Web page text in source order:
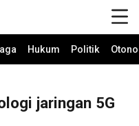
Hukum Politik
jaringan 5G